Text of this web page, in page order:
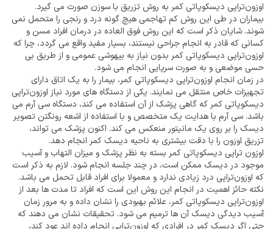
اوزون‌تراپی دیسکوپاتی کمر به روش تزریق با سوزن صورت می گیرد.
بیماران در طی این روش کم تهاجمی هیچ گونه درد و رنجی را متحمل نمی
شوند. شایان ذکر است که این روش فوق العاده در درمان افراد مسن و
کسانی که قادر به انجام جراحی نیستند، بسیار مفید واقع می گردد، چرا که
اوزون‌تراپی دیسکوپاتی کمر بدون نیاز به بیهوشی عمومی و از طریق بی
حسی موضعی و به صورت سرپایی انجام می شود.
در زمان انجام اوزون‌تراپی دیسکوپاتی کمر، بیمار را به یک اتاق دارای
تجهیزات خاص منتقل می نمایند. یکی از دستگاه های مورد نیاز اوزون‌تراپی
دیسکوپاتی کمر که گاهی پزشک از آن استفاده می کند، دستگاه سی آرم می
باشد. سی آرم با هدایت یک متخصص و با استفاده از اشعه رونگتن تصویر
دیسک را بر روی یک مانیتور منعکس می کند. اکنون پزشک می تواند،
تزریق اوزون را با دقت بیشتری به ناحیه دیسک کمر انجام دهد.
اوزون تراپی دیسکوپاتی کمر بسته به نظر پزشک و میزان التهاب و آسیب
موجود در دیسک ممکن است، در چند جلسه انجام شود. لازم به ذکر است
که اوزون‌تراپی درد زیادی ندارد و معمولا برای افراد قابل تحمل می باشد.
نکته حائز اهمیت در انجام این روش این است که افراد تا مدت ها بعد از
اوزون‌تراپی دیسکوپاتی کمر، علائم بهبودی را نشان داده و به مرور زمان
آسیب دیدگی دیسک آن ها ترمیم می شود. تحقیقات نشان می دهند که